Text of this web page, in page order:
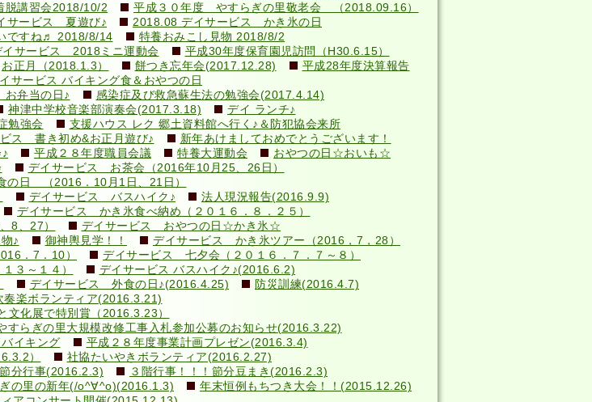
脱講習会2018/10/2
平成３０年度 やすらぎの里敬老会 （2018.09.16）
サービス 夏遊び♪
2018.08 デイサービス かき氷の日
ですね♬ 2018/8/14
特養おみこし見物 2018/8/2
イサービス 2018ミニ運動会
平成30年度保育園児訪問（H30.6.15）
お正月（2018.1.3） 餅つき忘年会(2017.12.28)
平成28年度決算報告
サービス バイキング食＆おやつの日
弁当の日♪
感染症及び救急蘇生法の勉強会(2017.4.14)
神津中学校音楽部演奏会(2017.3.18)
デイ ランチ♪
勉強会
支援ハウス レク 郷土資料館へ行く♪＆防犯協会来所
ス 書き初め&お正月遊び♪
新年あけましておめでとうございます！
平成２８年度職員会議 特養大運動会
おやつの日☆おいも☆
デイサービス お茶会（2016年10月25、26日）
日 （2016．10月1日、21日）
デイサービス バスハイク♪
法人現況報告(2016.9.9)
デイサービス かき氷食べ納め（２０１６．８．２５）
8、27）
デイサービス おやつの日☆かき氷☆
♪ 御神輿見学！！
デイサービス かき氷ツアー（2016，7，28）
．7．10）
デイサービス 七夕会（２０１６．７．７～８）
３～１４）
デイサービス バスハイク♪(2016.6.2)
デイサービス 外食の日♪(2016.4.25)
防災訓練(2016.4.7)
奏楽ボランティア(2016.3.21)
文化展で特別賞（2016.3.23）
すらぎの里大規模改修工事入札参加公募のお知らせ(2016.3.22)
イキング
平成２８年度事業計画プレゼン(2016.3.4)
）
社協たいやきボランティア(2016.2.27)
分行事(2016.2.3)
３階行事！！！節分豆まき(2016.2.3)
の里の新年(/o^∀^o)(2016.1.3)
年末恒例もちつき大会！！(2015.12.26)